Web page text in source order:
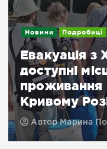
Новини Подробиці
Евакуація з
доступні
проживання
Кривому
АвторМарина